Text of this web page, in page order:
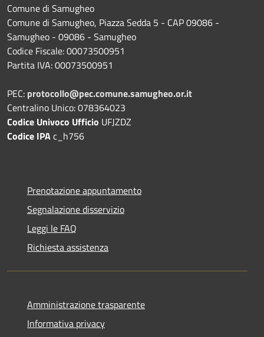
Comune di Samugheo
Comune di Samugheo, Piazza Sedda 5 - CAP 09086 -
Samugheo - 09086 - Samugheo
Codice Fiscale: 00073500951
Partita IVA: 00073500951
PEC: protocollo@pec.comune.samugheo.or.it
Centralino Unico: 078364023
Codice Univoco Ufficio UFJZDZ
Codice IPAc_h756
Prenotazione appuntamento
Segnalazione disservizio
Leggi le FAQ
Richiesta assistenza
Amministrazione trasparente
Informativa privacy